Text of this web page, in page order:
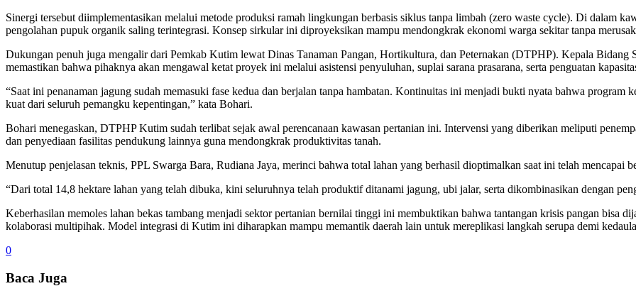
Sinergi tersebut diimplementasikan melalui metode produksi ramah lingkungan berbasis siklus tanpa limbah (zero waste cycle). Di dalam
pengolahan pupuk organik saling terintegrasi. Konsep sirkular ini diproyeksikan mampu mendongkrak ekonomi warga sekitar tanpa
Dukungan penuh juga mengalir dari Pemkab Kutim lewat Dinas Tanaman Pangan, Hortikultura, dan Peternakan (DTPHP). Kepala Bidang
memastikan bahwa pihaknya akan mengawal ketat proyek ini melalui asistensi penyuluhan, suplai sarana prasarana, serta penguatan
“Saat ini penanaman jagung sudah memasuki fase kedua dan berjalan tanpa hambatan. Kontinuitas ini menjadi bukti nyata bahwa program
kuat dari seluruh pemangku kepentingan,” kata Bohari.
Bohari menegaskan, DTPHP Kutim sudah terlibat sejak awal perencanaan kawasan pertanian ini. Intervensi yang diberikan meliputi
dan penyediaan fasilitas pendukung lainnya guna mendongkrak produktivitas tanah.
Menutup penjelasan teknis, PPL Swarga Bara, Rudiana Jaya, merinci bahwa total lahan yang berhasil dioptimalkan saat ini telah mencapai
“Dari total 14,8 hektare lahan yang telah dibuka, kini seluruhnya telah produktif ditanami jagung, ubi jalar, serta dikombinasikan dengan
Keberhasilan memoles lahan bekas tambang menjadi sektor pertanian bernilai tinggi ini membuktikan bahwa tantangan krisis pangan bisa
kolaborasi multipihak. Model integrasi di Kutim ini diharapkan mampu memantik daerah lain untuk mereplikasi langkah serupa demi
0
Baca Juga